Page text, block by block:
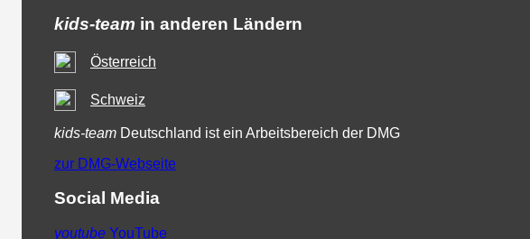
kids-team in anderen Ländern
Österreich
Schweiz
kids-team Deutschland ist ein Arbeitsbereich der DMG
zur DMG-Webseite
Social Media
youtube YouTube